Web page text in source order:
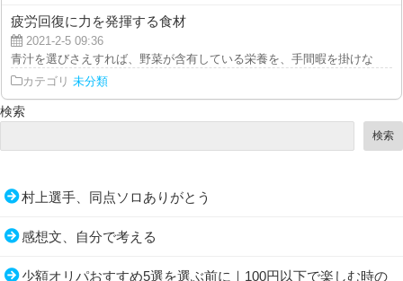
疲労回復に力を発揮する食材
2021-2-5 09:36
青汁を選びさえすれば、野菜が含有している栄養を、手間暇を掛けないで
カテゴリ 未分類
検索
検索
村上選手、同点ソロありがとう
感想文、自分で考える
少額オリパおすすめ5選を選ぶ前に｜100円以下で楽しむ時の